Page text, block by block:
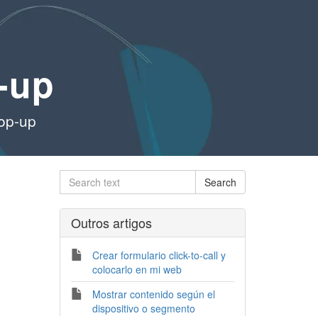
up
Outros artigos
Crear formulario click-to-call y
colocarlo en mi web
Mostrar contenido según el
dispositivo o segmento